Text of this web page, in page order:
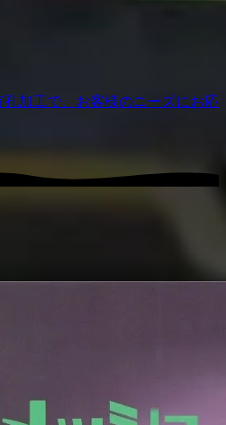
加工で、お客様のニーズにお応